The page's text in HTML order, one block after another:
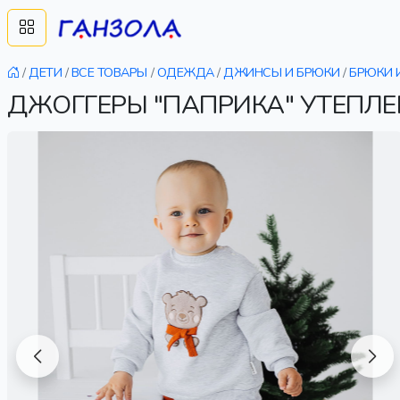
/ДЕТИ /ВСЕ ТОВАРЫ /ОДЕЖДА/ДЖИНСЫ И БРЮКИ /БРЮКИ
ДЖОГГЕРЫ "ПАПРИКА"